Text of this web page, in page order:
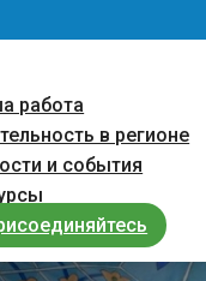
работа
в регионе
и cобытия